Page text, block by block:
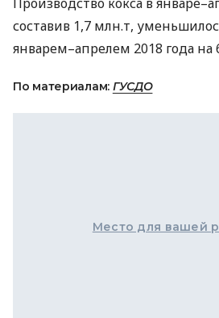
составив 1,7 млн.т,
январем–апрелем 2018 года на
По материалам: ГУСДО
Место для вашей